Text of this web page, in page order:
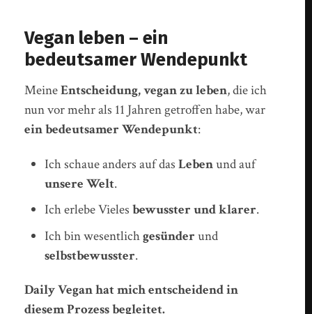
Vegan leben – ein
bedeutsamer Wendepunkt
MeineEntscheidung, vegan zu leben, die ich
nun vor mehr als 11 Jahren getroffen habe, war
ein bedeutsamer Wendepunkt:
Ich schaue anders auf das Lebenund auf
unsere Welt.
Ich erlebe Vieles bewusster und klarer.
Ich bin wesentlichgesünder und
selbstbewusster.
Daily Vegan hat mich entscheidend in
diesem Prozess begleitet.